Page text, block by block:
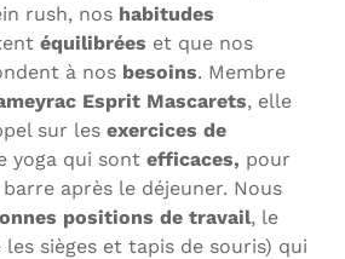
rush, nos habitudes
équilibrées et que nos
à nos besoins. Membre
Esprit Mascarets, elle
sur les exercices de
yoga qui sont efficaces, pour
après le déjeuner. Nous
positions de travail, le
sièges et tapis de souris) qui